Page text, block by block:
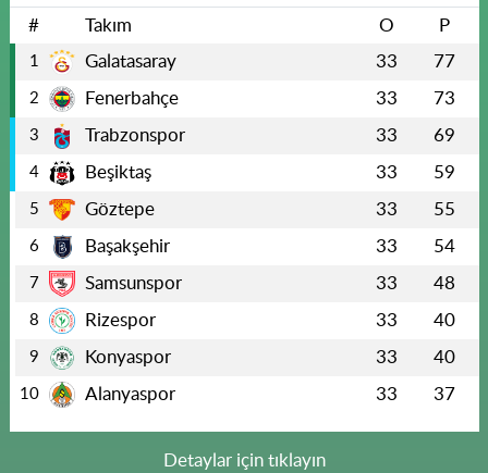
# Takım O P
1 Galatasaray 33 77
2 Fenerbahçe 33 73
3 Trabzonspor 33 69
4 Beşiktaş 33 59
5 Göztepe 33 55
6 Başakşehir 33 54
7 Samsunspor 33 48
8 Rizespor 33 40
9 Konyaspor 33 40
10 Alanyaspor 33 37
Detaylar için tıklayın